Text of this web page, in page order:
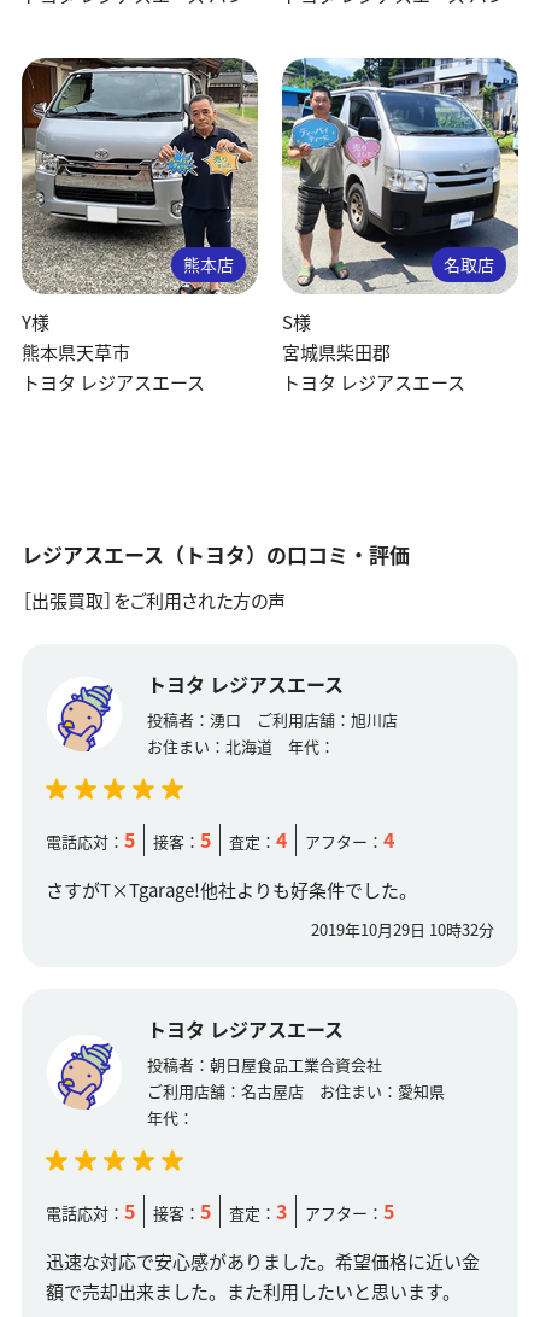
熊本店
Y様
熊本県天草市
トヨタ レジアスエース
名取店
S様
宮城県柴田郡
トヨタ レジアスエース
レジアスエース（トヨタ）の口コミ・評価
［出張買取］をご利用された方の声
トヨタ レジアスエース
投稿者： 湧口 ご利用店舗： 旭川店
お住まい： 北海道 年代：
電話応対： 5 接客： 5 査定： 4 アフター： 4
さすがT×Tgarage!他社よりも好条件でした。
2019年10月29日 10時32分
トヨタ レジアスエース
投稿者： 朝日屋食品工業合資会社
ご利用店舗： 名古屋店 お住まい： 愛知県
年代：
電話応対： 5 接客： 5 査定： 3 アフター： 5
迅速な対応で安心感がありました。希望価格に近い金
額で売却出来ました。また利用したいと思います。